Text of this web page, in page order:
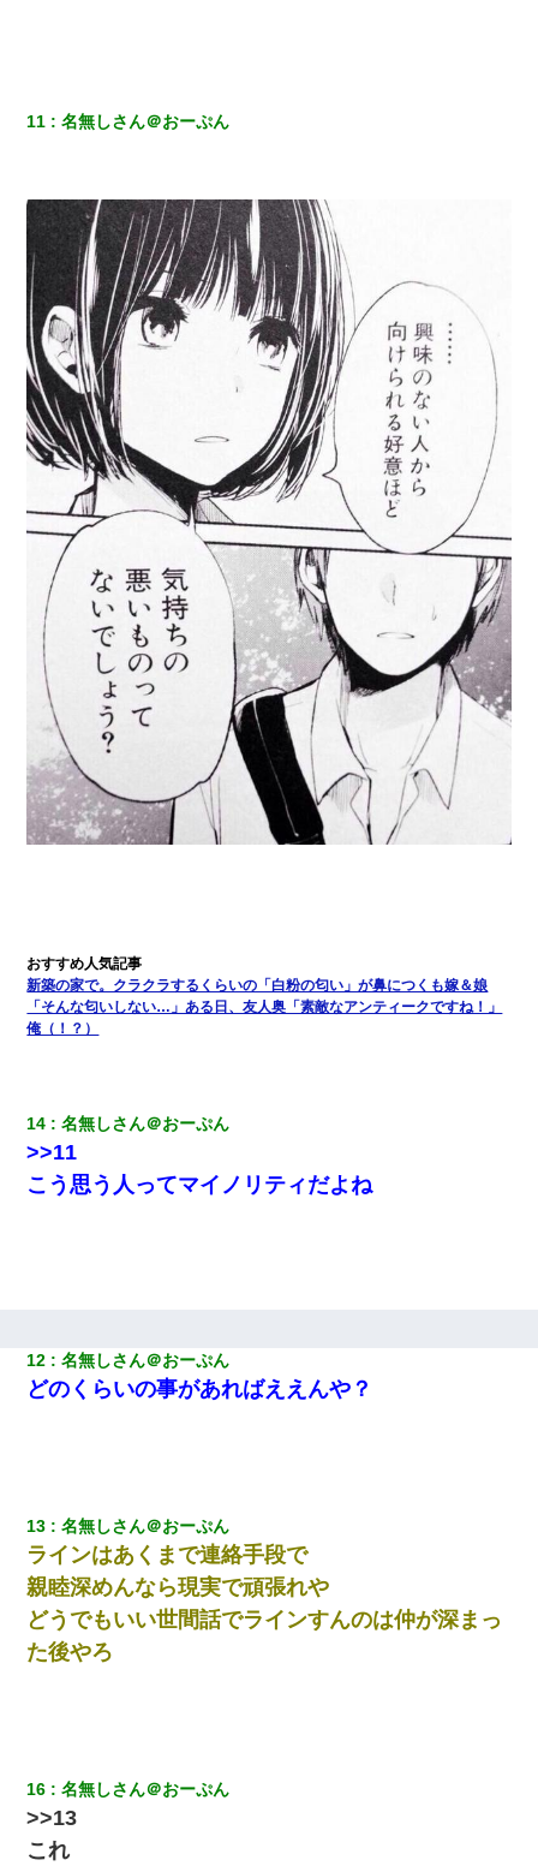
くもう堕胎できない月なんだと母から連絡がきた…｜生活｜ワロ
タあんてな
この母親は娘の黒歴史を掘り出さないと死ぬんか？ 死ぬんか？
「パワハラを受けたから思い切って転職した」とSNSで呟いた
ら、速攻でパワハラかました元上司がLINEを送ってきた。
婚活パーティーでよく会う美女がいた。こんな完璧な容姿を持っ
てしても結婚て難しいんだなぁ…と思ってた
【クズ】昔、兄がお見合いして「ブスすぎｗｗｗ」と断った女性
が、兄の同級生と結婚。それを知った兄は荒れ狂い、｢嫁さん、俺
のお古ですが気分はどう？」とメールを送った→
全く親しくないママ友Aから突然「飲み会しよう」と誘われたがお
断りした。後日Aの企みを知ってゾッとするやら腹立つやら！
義兄嫁「娘が大学に入ったら下宿させて」私「しつこい、学校斡
旋のアパートに行け」→ 旦那が義兄に通報したら「志望校を変え
ろ！」とキレて・・・
私が遺産を相続。→それを知った義両親が「旅行代金を出せ！」
「リフォーム費用を負担しろ！」「金の管理は私達がする！」と
浅ましくも集りにきた。
【衝撃】婚約者「兄と結婚はするけど嫁入りするわけじゃない。
お互い干渉はしないようにしましょう」→ その後に結納金の話を
したので、母が・・・
彼女との行為を録画した結果→衝撃の事実が判明したｗｗｗｗｗ
ｗ
11 名無しさん＠おーぷん
新築の家で。クラクラするくらいの「白粉の匂い」が鼻につくも嫁＆娘
「そんな匂いしない…」ある日、友人奥「素敵なアンティークですね！」
俺（！？）
14 名無しさん＠おーぷん
>>11
こう思う人ってマイノリティだよね
12 名無しさん＠おーぷん
どのくらいの事があればええんや？
13 名無しさん＠おーぷん
ラインはあくまで連絡手段で
親睦深めんなら現実で頑張れや
どうでもいい世間話でラインすんのは仲が深まっ
た後やろ
16 名無しさん＠おーぷん
>>13
これ